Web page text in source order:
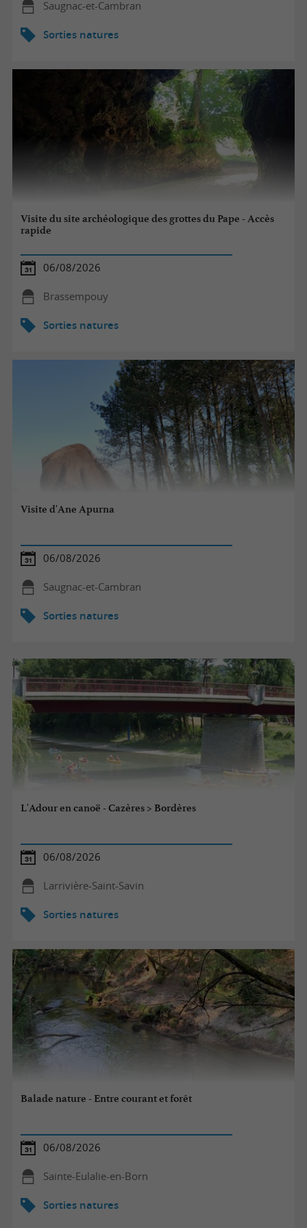
Saugnac-et-Cambran
Sorties natures
Visite du site archéologique des grottes du Pape - Accès
rapide
06/08/2026
Brassempouy
Sorties natures
Visite d'Ane Apurna
06/08/2026
Saugnac-et-Cambran
Sorties natures
L'Adour en canoë - Cazères > Bordères
06/08/2026
Larrivière-Saint-Savin
Sorties natures
Balade nature - Entre courant et forêt
06/08/2026
Sainte-Eulalie-en-Born
Sorties natures